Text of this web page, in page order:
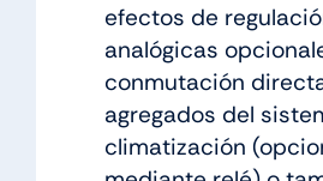
efectos de
analógicas
conmutación
agregados del
climatización